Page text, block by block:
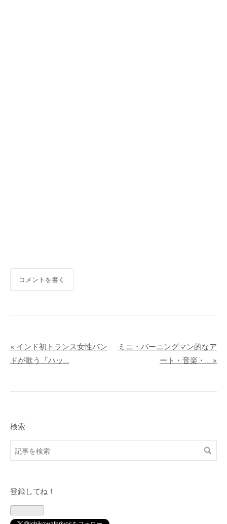
コメントを書く
« インド初トランス女性バン
ドが歌う『ハッ…
ミニ・バーニングマン的なア
ート・音楽・… »
検索
登録してね！